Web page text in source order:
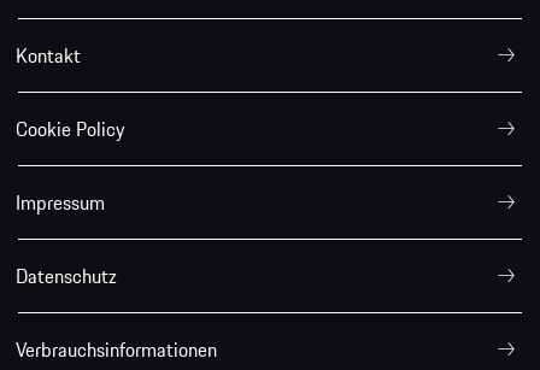
Kontakt
Cookie Policy
Impressum
Datenschutz
Verbrauchsinformationen